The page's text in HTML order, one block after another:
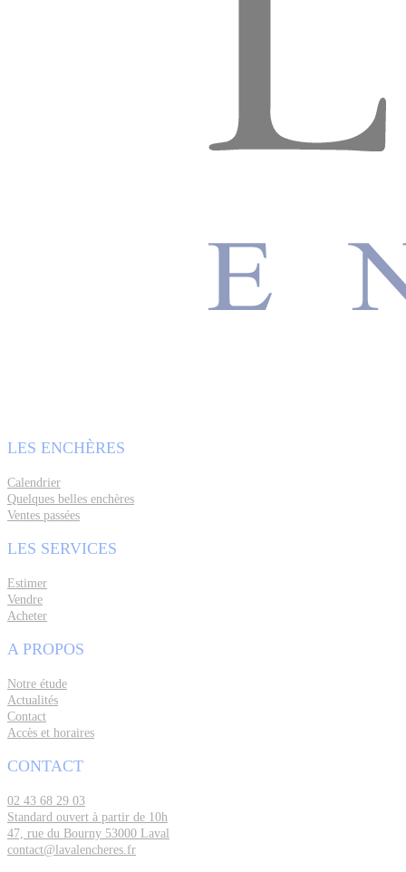
LES ENCHÈRES
Calendrier
Quelques belles enchères
Ventes passées
LES SERVICES
Estimer
Vendre
Acheter
A PROPOS
Notre étude
Actualités
Contact
Accès et horaires
CONTACT
02 43 68 29 03
Standard ouvert à partir de 10h
47, rue du Bourny 53000 Laval
contact@lavalencheres.fr